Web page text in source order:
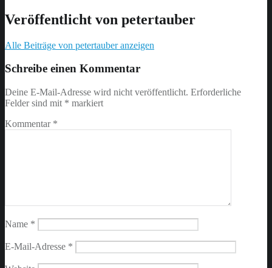
Veröffentlicht von petertauber
Alle Beiträge von petertauber anzeigen
back
main
navigation
Schreibe einen Kommentar
Deine E-Mail-Adresse wird nicht veröffentlicht. Erforderliche
Felder sind mit * markiert
Kommentar *
Name *
E-Mail-Adresse *